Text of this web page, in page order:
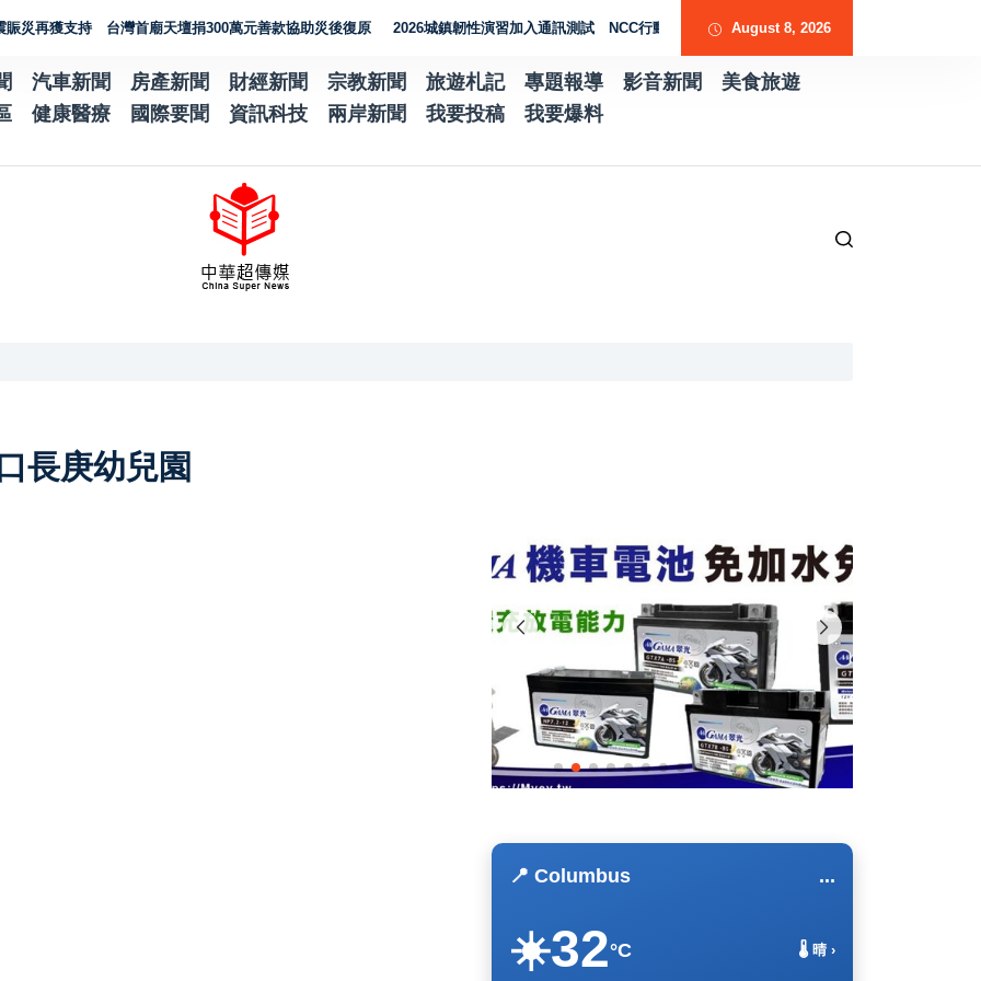
支持 台灣首廟天壇捐300萬元善款協助災後復原 2026城鎮韌性演習加入通訊測試 NCC行動網路降速演練驗證國家通訊防護能力
August 8, 2026
汽車新聞 房產新聞 財經新聞 宗教新聞 旅遊札記 專題報導 影音新聞
美食旅遊
健康醫療 國際要聞 資訊科技 兩岸新聞 我要投稿 我要爆料
長庚幼兒園
📍 Columbus ...
☀️32°C 🌡️ 晴 ›